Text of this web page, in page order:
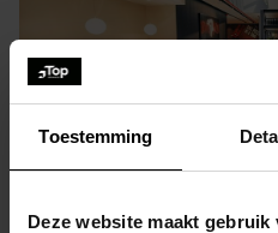
Toestemming
Deze website maakt gebruik
OPENING BRUGGE CENTRUM